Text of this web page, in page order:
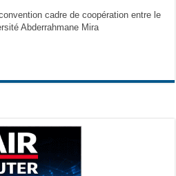
cadre de coopération entre le
Abderrahmane Mira